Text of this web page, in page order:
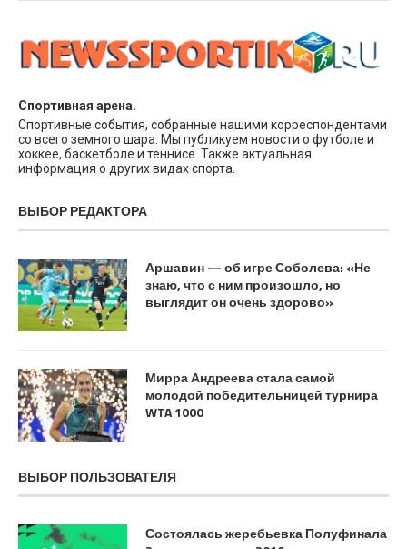
Спортивная арена.
Спортивные события, собранные нашими корреспондентами
со всего земного шара. Мы публикуем новости о футболе и
хоккее, баскетболе и теннисе. Также актуальная
информация о других видах спорта.
ВЫБОР РЕДАКТОРА
Аршавин — об игре Соболева: «Не
знаю, что с ним произошло, но
выглядит он очень здорово»
Мирра Андреева стала самой
молодой победительницей турнира
WTA 1000
ВЫБОР ПОЛЬЗОВАТЕЛЯ
Состоялась жеребьевка Полуфинала